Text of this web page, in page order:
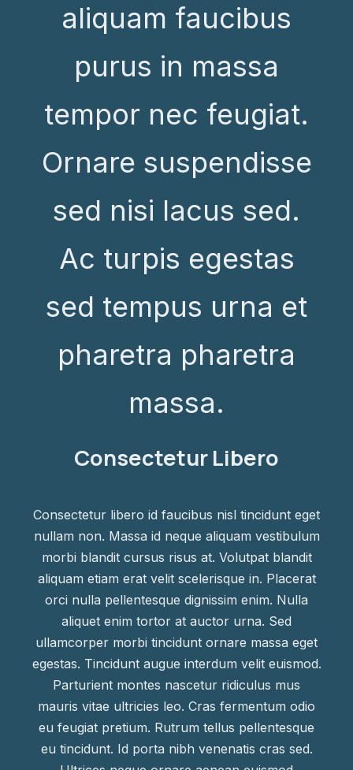
aliquam faucibus
purus in massa
tempor nec feugiat.
Ornare suspendisse
sed nisi lacus sed.
Ac turpis egestas
sed tempus urna et
pharetra pharetra
massa.
Consectetur Libero
Consectetur libero id faucibus nisl tincidunt eget
nullam non. Massa id neque aliquam vestibulum
morbi blandit cursus risus at. Volutpat blandit
aliquam etiam erat velit scelerisque in. Placerat
orci nulla pellentesque dignissim enim. Nulla
aliquet enim tortor at auctor urna. Sed
ullamcorper morbi tincidunt ornare massa eget
egestas. Tincidunt augue interdum velit euismod.
Parturient montes nascetur ridiculus mus
mauris vitae ultricies leo. Cras fermentum odio
eu feugiat pretium. Rutrum tellus pellentesque
eu tincidunt. Id porta nibh venenatis cras sed.